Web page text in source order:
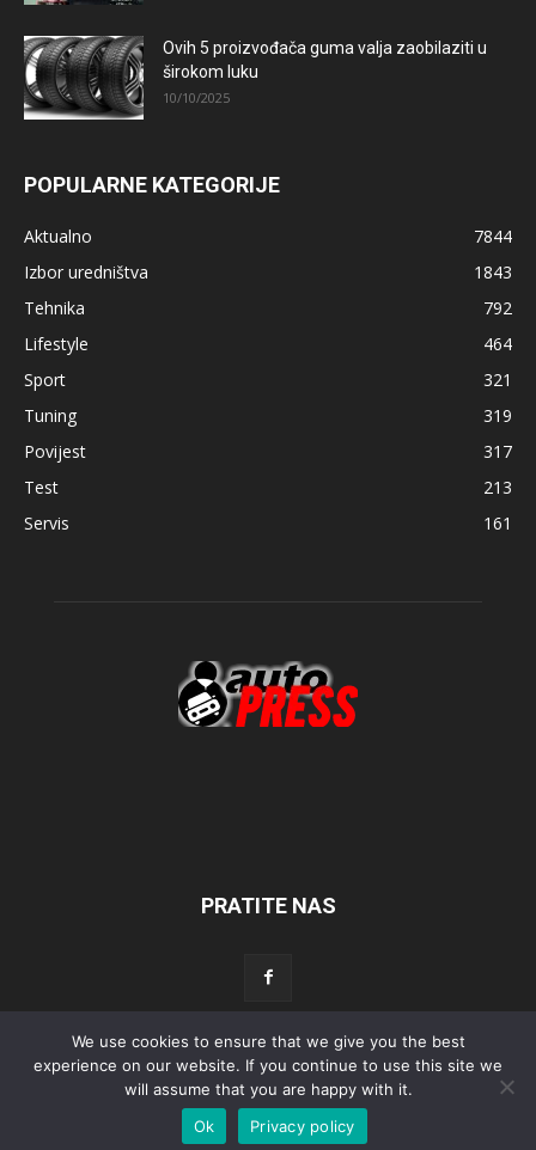
Ovih 5 proizvođača guma valja zaobilaziti u
širokom luku
10/10/2025
POPULARNE KATEGORIJE
Aktualno
7844
Izbor uredništva
1843
Tehnika
792
Lifestyle
464
Sport
321
Tuning
319
Povijest
317
Test
213
Servis
161
PRATITE NAS
Početna Aktualno Test Tehnika Servis Tuning
Sport
Lifestyle
Povijest
© Autopress - Sva prava pridržana.
We use cookies to ensure that we give you the best
experience on our website. If you continue to use this site we
will assume that you are happy with it.
Ok
Privacy policy